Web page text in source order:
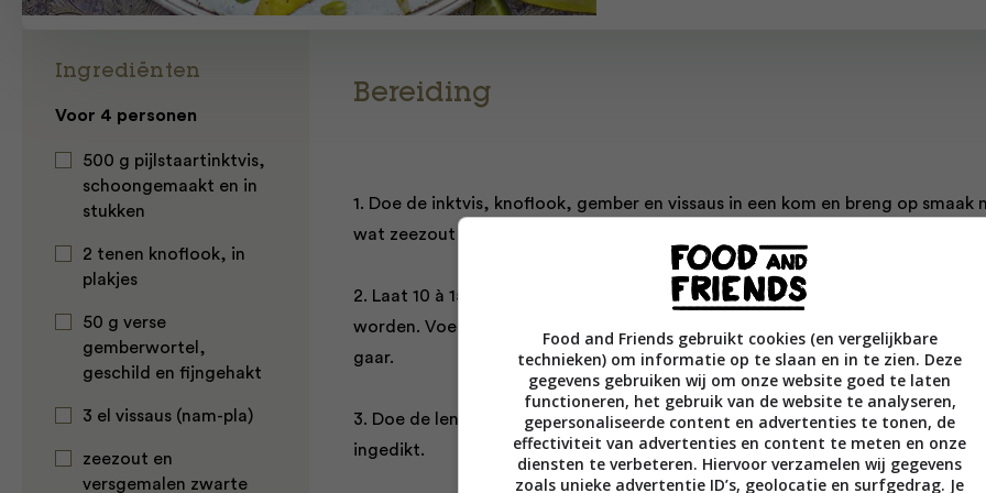
Ingrediënten
Voor 4 personen
500 g pijlstaartinktvis,
schoongemaakt en in
stukken
2 tenen knoflook, in
plakjes
50 g verse
gemberwortel,
geschild en fijngehakt
3 el vissaus (nam-pla)
zeezout en
versgemalen zwarte
Bereiding
1. Doe de inktvis, knoflook, gember en vissaus in een kom en breng op smaak
wat zeezout en versgemalen zwarte peper.
2. Laat 10 à 15 minuten marineren. Laat de olie in een wok op hoog vuur heel
worden. Voeg dan de inktvis en de marinade toe en roerbak alles in 5 à 7
gaar.
3. Doe de lente-ui en ananas erbij en roerbak nog 3 minuten, tot de saus is
ingedikt.
Food and Friends gebruikt cookies (en vergelijkbare
technieken) om informatie op te slaan en in te zien. Deze
gegevens gebruiken wij om onze website goed te laten
functioneren, het gebruik van de website te analyseren,
gepersonaliseerde content en advertenties te tonen, de
effectiviteit van advertenties en content te meten en onze
diensten te verbeteren. Hiervoor verzamelen wij gegevens
zoals unieke advertentie ID’s, geolocatie en surfgedrag. Je